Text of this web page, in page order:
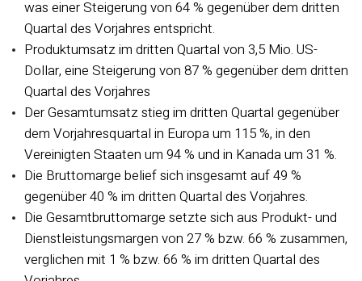
was einer Steigerung von 64 % gegenüber dem dritten
Quartal des Vorjahres entspricht.
Produktumsatz im dritten Quartal von 3,5 Mio. US-
Dollar, eine Steigerung von 87 % gegenüber dem dritten
Quartal des Vorjahres
Der Gesamtumsatz stieg im dritten Quartal gegenüber
dem Vorjahresquartal in Europa um 115 %, in den
Vereinigten Staaten um 94 % und in Kanada um 31 %.
Die Bruttomarge belief sich insgesamt auf 49 %
gegenüber 40 % im dritten Quartal des Vorjahres.
Die Gesamtbruttomarge setzte sich aus Produkt- und
Dienstleistungsmargen von 27 % bzw. 66 % zusammen,
verglichen mit 1 % bzw. 66 % im dritten Quartal des